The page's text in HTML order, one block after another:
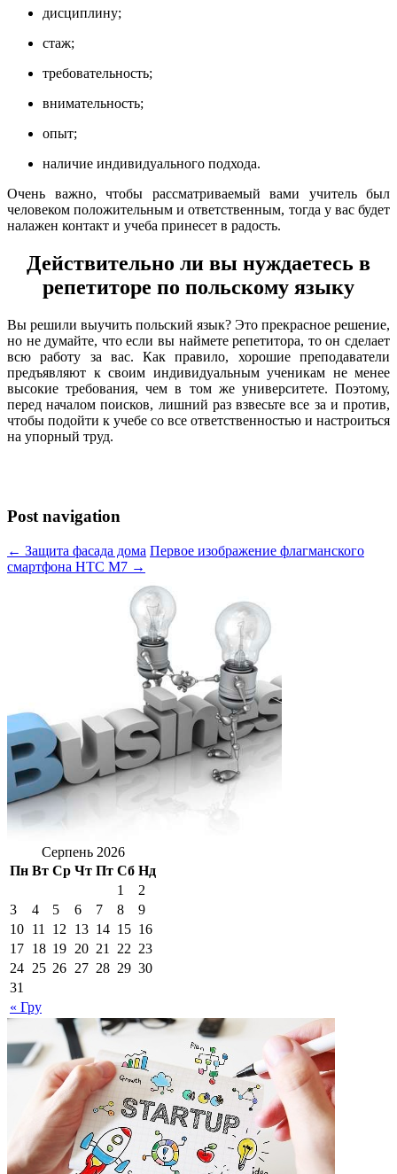
дисциплину;
стаж;
требовательность;
внимательность;
опыт;
наличие индивидуального подхода.
Очень важно, чтобы рассматриваемый вами учитель был
человеком положительным и ответственным, тогда у вас будет
налажен контакт и учеба принесет в радость.
Действительно ли вы нуждаетесь в
репетиторе по польскому языку
Вы решили выучить польский язык? Это прекрасное решение,
но не думайте, что если вы наймете репетитора, то он сделает
всю работу за вас. Как правило, хорошие преподаватели
предъявляют к своим индивидуальным ученикам не менее
высокие требования, чем в том же университете. Поэтому,
перед началом поисков, лишний раз взвесьте все за и против,
чтобы подойти к учебе со все ответственностью и настроиться
на упорный труд.
Post navigation
← Защита фасада дома Первое изображение флагманского
смартфона HTC M7 →
Серпень 2026
Пн Вт Ср Чт Пт Сб Нд
« Гру
1
2
3
4 5 6 7 8
9
10 11 12 13 14 15 16
17 18 19 20 21 22 23
24 25 26 27 28 29 30
31